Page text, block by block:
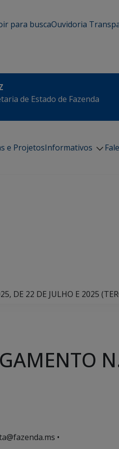
ir para buscaOuvidoria
de Estado de Fazenda
e ProjetosInformativos
DE 22 DE JULHO E 2025
•